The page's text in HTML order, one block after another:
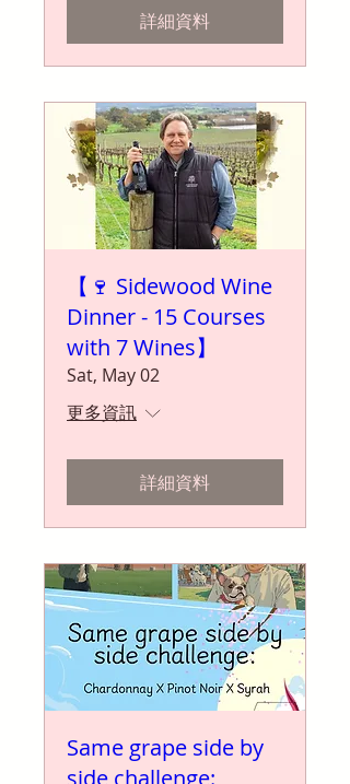
詳細資料
【🍷 Sidewood Wine
Dinner - 15 Courses
with 7 Wines】
Sat, May 02
更多資訊
詳細資料
Same grape side by
side challenge: